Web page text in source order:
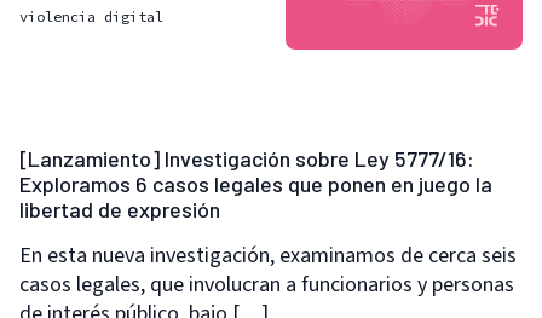
violencia digital
[Lanzamiento] Investigación sobre Ley 5777/16:
Exploramos 6 casos legales que ponen en juego la
libertad de expresión
En esta nueva investigación, examinamos de cerca seis
casos legales, que involucran a funcionarios y personas